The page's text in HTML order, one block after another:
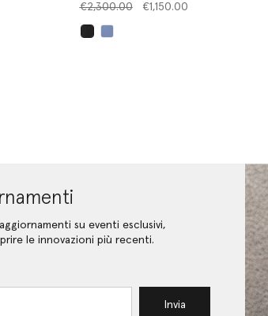
Prezzo ridotto da
€2,300.00a €1,150.00
su eventi esclusivi,
le innovazioni più recenti.
Invia